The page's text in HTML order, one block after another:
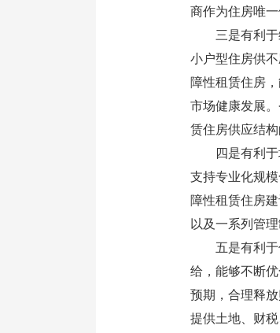
商作为住房唯
三是有利于缓
小户型住房供
障性租赁住房
市场健康发展
赁住房供应结构
四是有利于培
支持专业化规
障性租赁住房
以及一系列管
五是有利于促
给，能够不断
预期，合理释
提供土地、财